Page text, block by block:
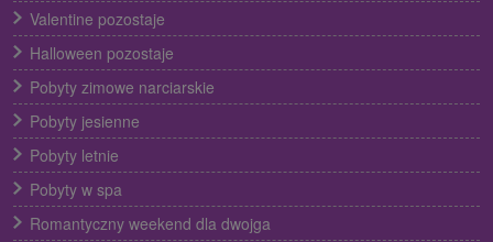
Valentine pozostaje
Halloween pozostaje
Pobyty zimowe narciarskie
Pobyty jesienne
Pobyty letnie
Pobyty w spa
Romantyczny weekend dla dwojga